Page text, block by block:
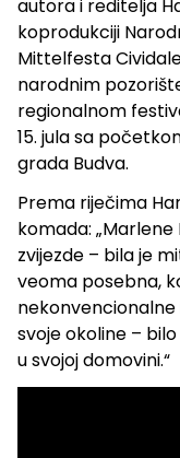
autora i reditelja
koprodukciji
Mittelfesta
narodnim
regionalnom
15. jula sa
grada Budva.
Prema riječima
komada:
zvijezde – bila je
veoma posebna,
svoje okoline –
u svojoj domovini.“